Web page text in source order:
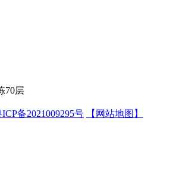
70层
ICP备2021009295号 【网站地图】